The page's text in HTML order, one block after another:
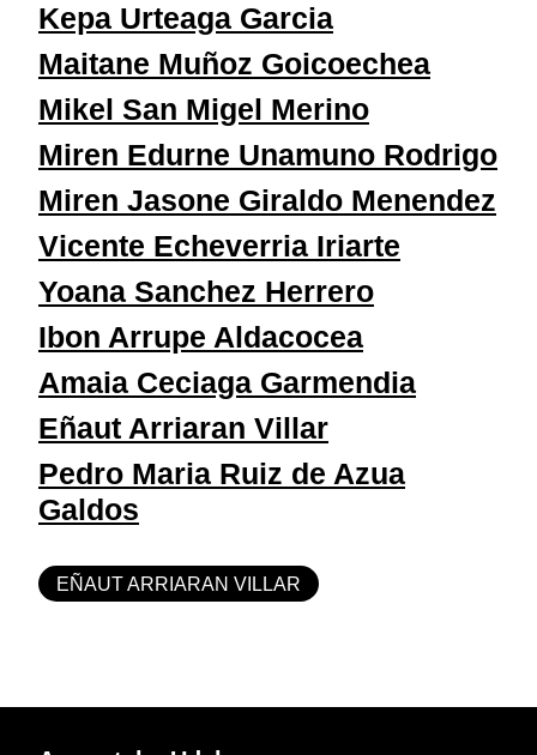
Kepa Urteaga Garcia
Maitane Muñoz Goicoechea
Mikel San Migel Merino
Miren Edurne Unamuno Rodrigo
Miren Jasone Giraldo Menendez
Vicente Echeverria Iriarte
Yoana Sanchez Herrero
Ibon Arrupe Aldacocea
Amaia Ceciaga Garmendia
Eñaut Arriaran Villar
Pedro Maria Ruiz de Azua
Galdos
EÑAUT ARRIARAN VILLAR